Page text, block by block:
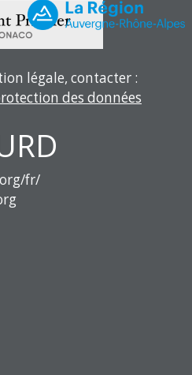
légale, contacter :
des données
fr/
groupe.urd